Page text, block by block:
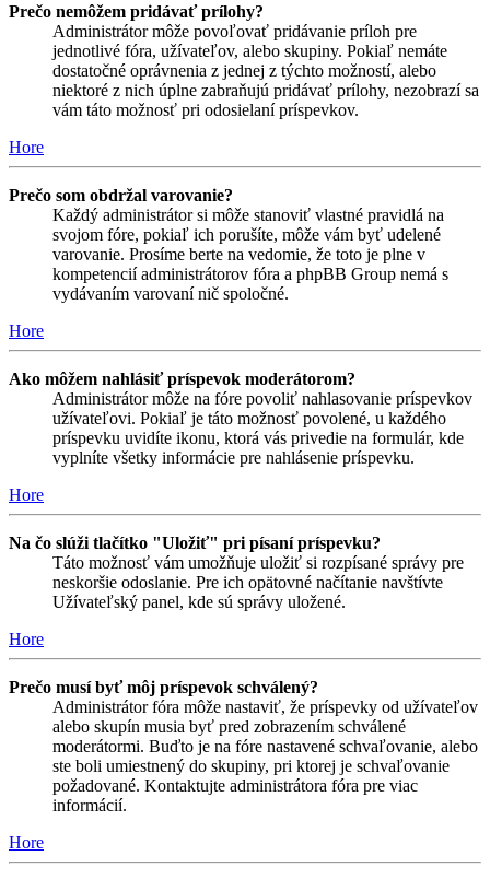
Prečo nemôžem pridávať prílohy?
Administrátor môže povoľovať pridávanie príloh pre
jednotlivé fóra, užívateľov, alebo skupiny. Pokiaľ nemáte
dostatočné oprávnenia z jednej z týchto možností, alebo
niektoré z nich úplne zabraňujú pridávať prílohy, nezobrazí sa
vám táto možnosť pri odosielaní príspevkov.
Hore
Prečo som obdržal varovanie?
Každý administrátor si môže stanoviť vlastné pravidlá na
svojom fóre, pokiaľ ich porušíte, môže vám byť udelené
varovanie. Prosíme berte na vedomie, že toto je plne v
kompetencií administrátorov fóra a phpBB Group nemá s
vydávaním varovaní nič spoločné.
Hore
Ako môžem nahlásiť príspevok moderátorom?
Administrátor môže na fóre povoliť nahlasovanie príspevkov
užívateľovi. Pokiaľ je táto možnosť povolené, u každého
príspevku uvidíte ikonu, ktorá vás privedie na formulár, kde
vyplníte všetky informácie pre nahlásenie príspevku.
Hore
Na čo slúži tlačítko "Uložiť" pri písaní príspevku?
Táto možnosť vám umožňuje uložiť si rozpísané správy pre
neskoršie odoslanie. Pre ich opätovné načítanie navštívte
Užívateľský panel, kde sú správy uložené.
Hore
Prečo musí byť môj príspevok schválený?
Administrátor fóra môže nastaviť, že príspevky od užívateľov
alebo skupín musia byť pred zobrazením schválené
moderátormi. Buďto je na fóre nastavené schvaľovanie, alebo
ste boli umiestnený do skupiny, pri ktorej je schvaľovanie
požadované. Kontaktujte administrátora fóra pre viac
informácií.
Hore